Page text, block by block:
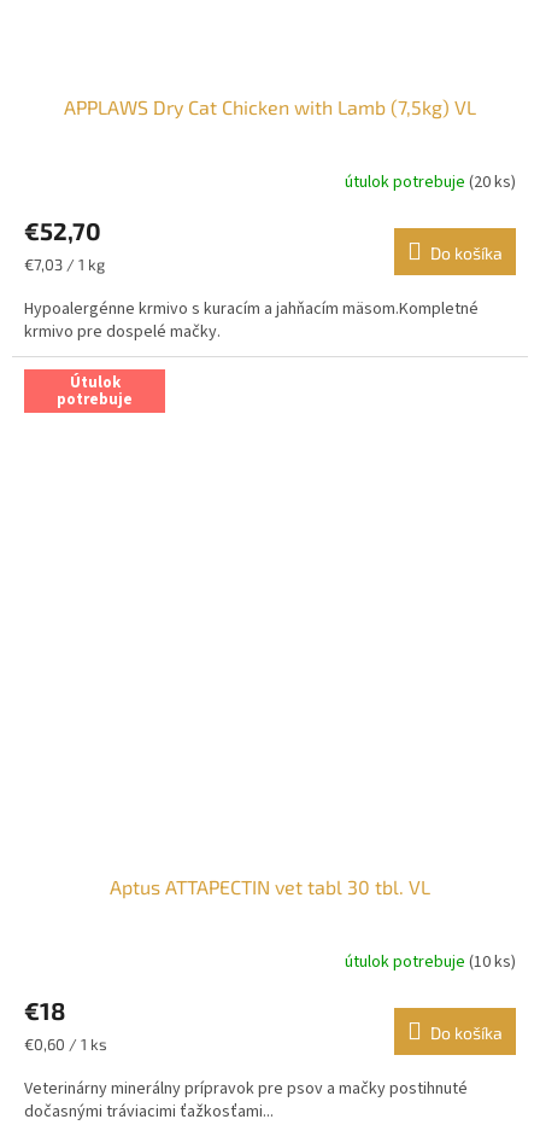
APPLAWS Dry Cat Chicken with Lamb (7,5kg) VL
útulok potrebuje (20 ks)
€52,70
Jednotková
€7,03 / 1 kg
Do košíka
Hypoalergénne krmivo s kuracím a jahňacím mäsom.Kompletné
krmivo pre dospelé mačky.
Útulok
potrebuje
Aptus ATTAPECTIN vet tabl 30 tbl. VL
útulok potrebuje (10 ks)
€18
Jednotková
€0,60 / 1 ks
Do košíka
Veterinárny minerálny prípravok pre psov a mačky postihnuté
dočasnými tráviacimi ťažkosťami...